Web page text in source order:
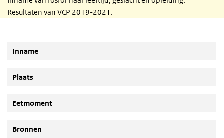
Resultaten van VCP 2019-2021.
Inname
Plaats
Eetmoment
Bronnen